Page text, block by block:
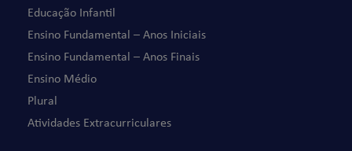
Educação Infantil
Ensino Fundamental – Anos Iniciais
Ensino Fundamental – Anos Finais
Ensino Médio
Plural
Atividades Extracurriculares